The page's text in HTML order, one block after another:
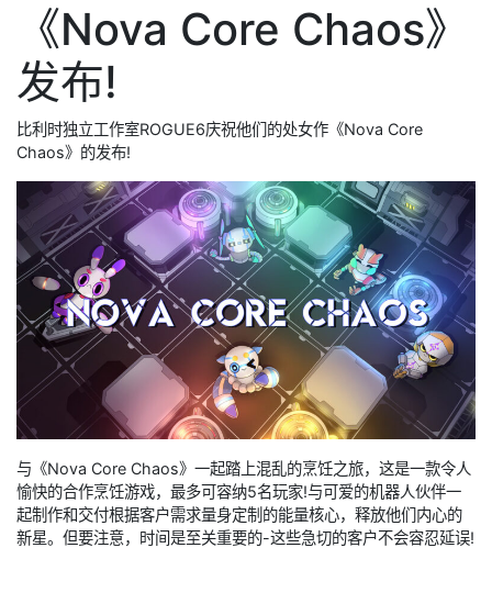
《Nova Core Chaos》
发布!
比利时独立工作室ROGUE6庆祝他们的处女作《Nova Core
Chaos》的发布!
与《Nova Core Chaos》一起踏上混乱的烹饪之旅，这是一款令人
愉快的合作烹饪游戏，最多可容纳5名玩家!与可爱的机器人伙伴一
起制作和交付根据客户需求量身定制的能量核心，释放他们内心的
新星。但要注意，时间是至关重要的-这些急切的客户不会容忍延误!